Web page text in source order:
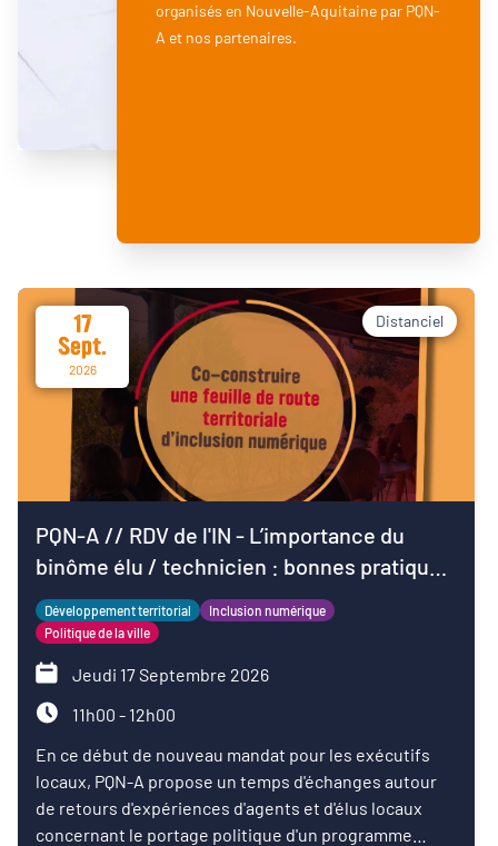
organisés en Nouvelle-Aquitaine par PQN-
A et nos partenaires.
17
Sept.
2026
Distanciel
PQN-A // RDV de l'IN - L’importance du
binôme élu / technicien : bonnes pratiques
pour démarrer le mandat
Développement territorial
Inclusion numérique
Politique de la ville
Jeudi 17 Septembre 2026
11h00 - 12h00
En ce début de nouveau mandat pour les exécutifs
locaux, PQN-A propose un temps d'échanges autour
de retours d'expériences d'agents et d'élus locaux
concernant le portage politique d'un programme